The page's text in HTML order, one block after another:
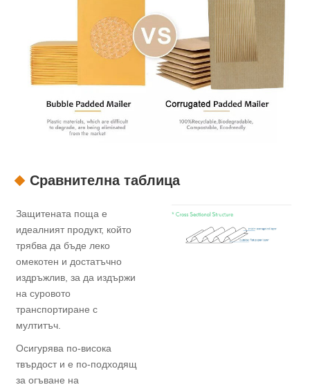
Сравнителна таблица
Защитената поща е
идеалният продукт, който
трябва да бъде леко
омекотен и достатъчно
издръжлив, за да издържи
на суровото
транспортиране с
мултитъч.
Осигурява по-висока
твърдост и е по-подходящ
за огъване на